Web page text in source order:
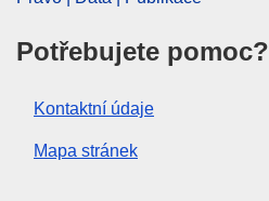
Potřebujete pomoc?
Kontaktní údaje
Mapa stránek